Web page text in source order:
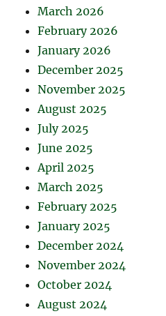
March 2026
February 2026
January 2026
December 2025
November 2025
August 2025
July 2025
June 2025
April 2025
March 2025
February 2025
January 2025
December 2024
November 2024
October 2024
August 2024